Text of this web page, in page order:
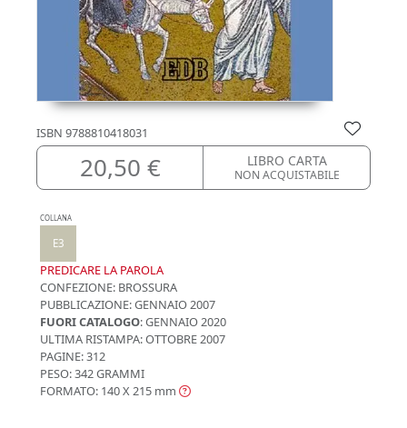
ISBN 9788810418031
20,50 € LIBRO CARTA
NON ACQUISTABILE
COLLANA
E3
PREDICARE LA PAROLA
CONFEZIONE: BROSSURA
PUBBLICAZIONE:GENNAIO 2007
FUORI CATALOGO: GENNAIO 2020
ULTIMA RISTAMPA:OTTOBRE 2007
PAGINE: 312
PESO: 342 GRAMMI
FORMATO: 140 X 215 mm